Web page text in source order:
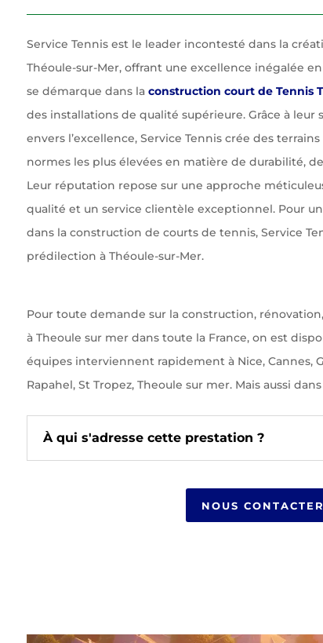
Service Tennis est le leader incontesté dans la
Théoule-sur-Mer, offrant une excellence inégalée
se démarque dans la construction court de Tennis
des installations de qualité supérieure. Grâce à
envers l’excellence, Service Tennis crée des
normes les plus élevées en matière de durabilité,
Leur réputation repose sur une approche
qualité et un service clientèle exceptionnel. Pour
dans la construction de courts de tennis, Service
prédilection à Théoule-sur-Mer.
Pour toute demande sur la construction,
à Theoule sur mer dans toute la France, on est
équipes interviennent rapidement à Nice, Cannes,
Rapahel, St Tropez, Theoule sur mer. Mais aussi
À qui s'adresse cette prestation ?
NOUS CONTACTER